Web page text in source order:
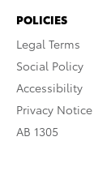
POLICIES
Legal Terms
Social Policy
Accessibility
Privacy Notice
AB 1305